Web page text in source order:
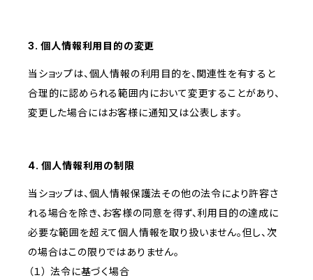
3. 個人情報利用目的の変更
当ショップは、個人情報の利用目的を、関連性を有すると
合理的に認められる範囲内において変更することがあり、
変更した場合にはお客様に通知又は公表します。
4. 個人情報利用の制限
当ショップは、個人情報保護法その他の法令により許容さ
れる場合を除き、お客様の同意を得ず、利用目的の達成に
必要な範囲を超えて個人情報を取り扱いません。但し、次
の場合はこの限りではありません。
（１） 法令に基づく場合